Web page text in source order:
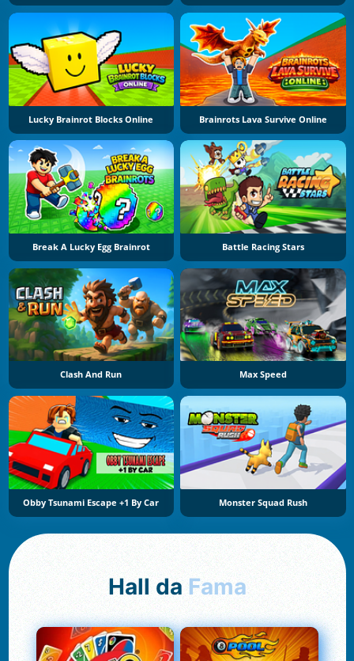
Lucky Brainrot Blocks Online Brainrots Lava Survive Online
Break A Lucky Egg Brainrot Battle Racing Stars
Clash And Run Max Speed
Obby Tsunami Escape +1 By Car Monster Squad Rush
Hall da Fama